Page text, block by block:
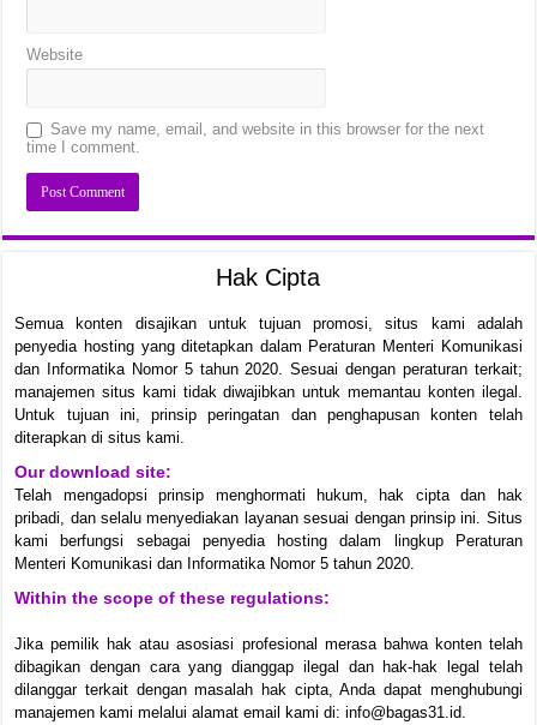
Website
Save my name, email, and website in this browser for the next
time I comment.
Hak Cipta
Semua konten disajikan untuk tujuan promosi, situs kami adalah
penyedia hosting yang ditetapkan dalam Peraturan Menteri Komunikasi
dan Informatika Nomor 5 tahun 2020. Sesuai dengan peraturan terkait;
manajemen situs kami tidak diwajibkan untuk memantau konten ilegal.
Untuk tujuan ini, prinsip peringatan dan penghapusan konten telah
diterapkan di situs kami.
Our download site:
Telah mengadopsi prinsip menghormati hukum, hak cipta dan hak
pribadi, dan selalu menyediakan layanan sesuai dengan prinsip ini. Situs
kami berfungsi sebagai penyedia hosting dalam lingkup Peraturan
Menteri Komunikasi dan Informatika Nomor 5 tahun 2020.
Within the scope of these regulations:
Jika pemilik hak atau asosiasi profesional merasa bahwa konten telah
dibagikan dengan cara yang dianggap ilegal dan hak-hak legal telah
dilanggar terkait dengan masalah hak cipta, Anda dapat menghubungi
manajemen kami melalui alamat email kami di: info@bagas31.id.